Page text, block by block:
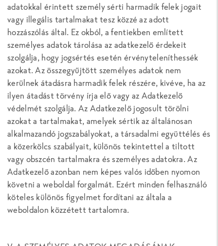
adatokkal érintett személy sérti harmadik felek jogait
vagy illegális tartalmakat tesz közzé az adott
hozzászólás által. Ez okból, a fentiekben említett
személyes adatok tárolása az adatkezelő érdekeit
szolgálja, hogy jogsértés esetén érvényteleníthessék
azokat. Az összegyűjtött személyes adatok nem
kerülnek átadásra harmadik felek részére, kivéve, ha az
ilyen átadást törvény írja elő vagy az Adatkezelő
védelmét szolgálja. Az Adatkezelő jogosult törölni
azokat a tartalmakat, amelyek sértik az általánosan
alkalmazandó jogszabályokat, a társadalmi együttélés és
a közerkölcs szabályait, különös tekintettel a tiltott
vagy obszcén tartalmakra és személyes adatokra. Az
Adatkezelő azonban nem képes valós időben nyomon
követni a weboldal forgalmát. Ezért minden felhasználó
köteles különös figyelmet fordítani az általa a
weboldalon közzétett tartalomra.